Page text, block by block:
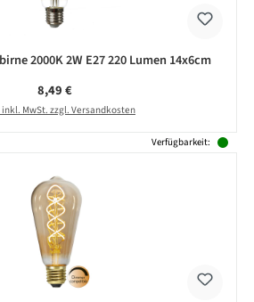
2000K 2W E27 220 Lumen 14x6cm
Regulärer Preis:
8,49 €
inkl. MwSt. zzgl. Versandkosten
Verfügbarkeit: